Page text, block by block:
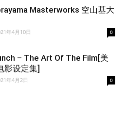
Masterworks 空山基大
年4月10日 0
– The Art Of The Film[美
影设定集]
年4月2日 0